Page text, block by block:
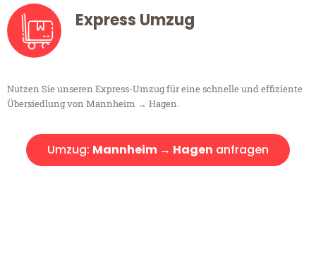
Express Umzug
Nutzen Sie unseren Express-Umzug für eine schnelle und effiziente
Übersiedlung von Mannheim → Hagen.
Umzug: Mannheim → Hagen anfragen